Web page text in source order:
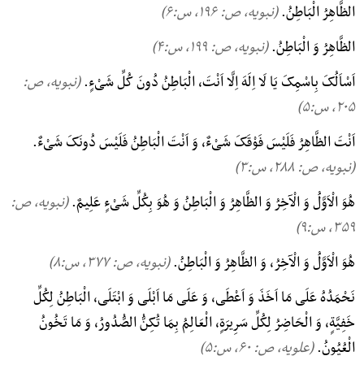
الظَّاهِرُ الْبَاطِنُ.(نبویه، ص: ۱۹۶, س:۶)
الظَّاهِرُ وَ الْبَاطِنُ.(نبویه، ص: ۱۹۹, س:۴)
اَسْاَلُکَ بِاسْمِکَ یَا لَا اِلَهَ اِلَّا اَنْتَ، الْبَاطِنُ دُونَ کُلِّ شَیْءٍ.(نبویه، ص:
۲۰۵, س:۵)
اَنْتَ الظَّاهِرُ فَلَیْسَ فَوْقَکَ شَیْءٌ، وَ اَنْتَ الْبَاطِنُ فَلَیْسَ دُونَکَ شَیْءٌ.
(نبویه، ص: ۲۸۸, س:۳)
هُوَ الْاَوَّلُ وَ الْآخِرُ وَ الظَّاهِرُ وَ الْبَاطِنُ وَ هُوَ بِکُلِّ شَیْءٍ عَلِیمٌ.(نبویه، ص:
۳۵۹, س:۹)
هُوَ الْاَوَّلُ وَ الْآخِرُ، وَ الظَّاهِرُ وَ الْبَاطِنُ.(نبویه، ص: ۳۷۷, س:۸)
نَحْمَدُهُ عَلَی مَا اَخَذَ وَ اَعْطَی، وَ عَلَی مَا اَبْلَی وَ ابْتَلَی، الْبَاطِنُ لِکُلِّ
خَفِیَّةٍ، وَ الْحَاضِرُ لِکُلِّ سَرِیرَةٍ، الْعَالِمُ بِمَا تُکِنُّ الصُّدُورُ، وَ مَا تَخُونُ
الْعُیُونُ.(علویه، ص: ۶۰, س:۵)